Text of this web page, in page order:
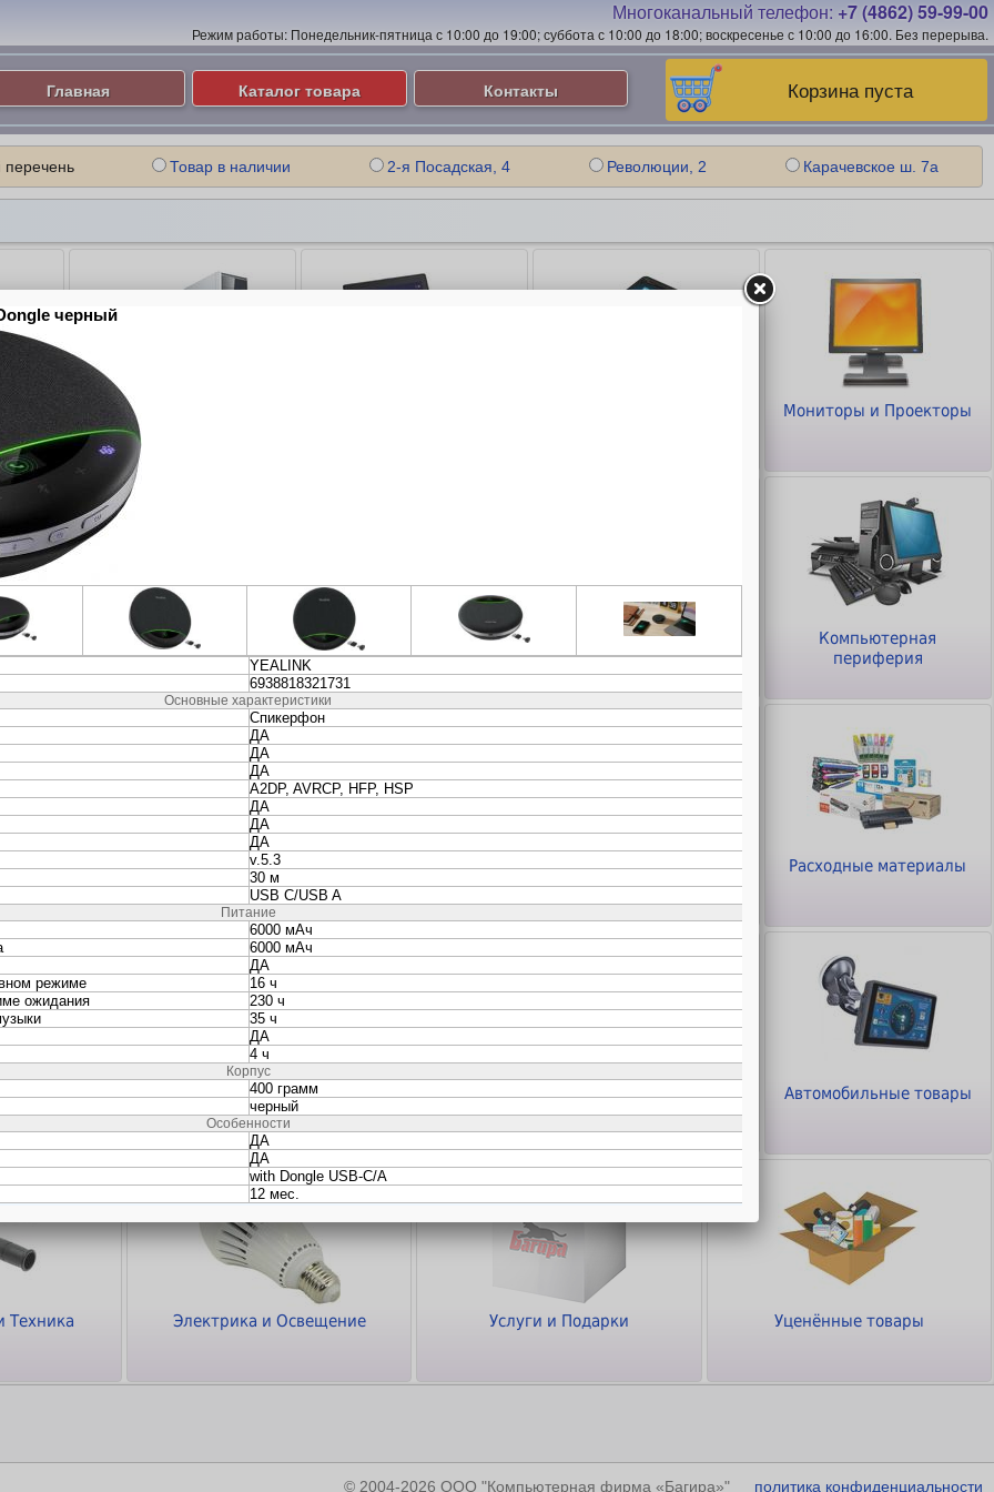
Многоканальный телефон: +7 (4862) 59-99-00
Режим работы: Понедельник-пятница с 10:00 до 19:00; суббота с 10:00 до 18:00; воскресенье с 10:00 до 16:00. Без перерыва.
Корзина пуста
Главная Каталог товара Контакты
Товар в наличии 2-я Посадская, 4 Революции, 2 Карачевское ш. 7а
Компьютеры и Серверы Мониторы и Проекторы
Колонки и Акустические
системы
Наушники и Гарнитуры Клавиатуры и Мыши
Компьютерная
периферия
Видеонаблюдение и
Безопасность
Электропитание и
Аккумуляторы
Офисное оборудование Расходные материалы
Кабели и Переходники
Программное
обеспечение
ТВ - Видео - Аудио -
Фото
Автомобильные товары
Техника Электрика и Освещение Услуги и Подарки Уценённые товары
© 2004-2026 ООО "Компьютерная фирма «Багира»" политика конфиденциальности